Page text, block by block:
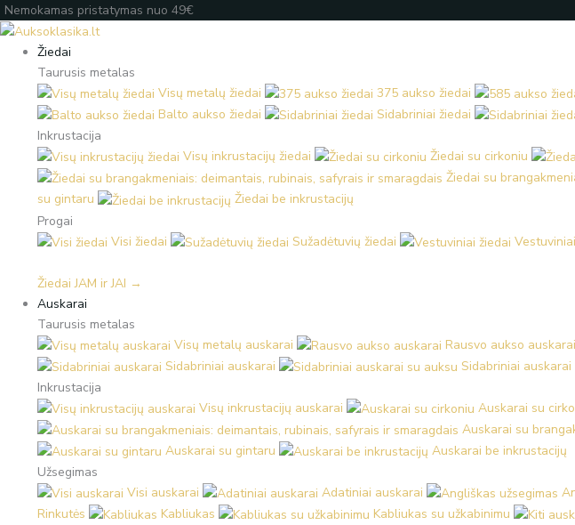
Pereiti
prie
turinio
Nemokamas pristatymas nuo 49€
Žiedai
Taurusis metalas
Visų metalų žiedai
375 aukso žiedai
Balto aukso žiedai
Sidabriniai žiedai
Inkrustacija
Visų inkrustacijų žiedai
Žiedai su cirkoniu
Žiedai su
su gintaru
Žiedai be inkrustacijų
Progai
Visi žiedai
Sužadėtuvių žiedai
Žiedai JAM ir JAI →
Auskarai
Taurusis metalas
Visų metalų auskarai
Rausvo aukso auskarai
Sidabriniai auskarai
Sidabriniai auskarai
Inkrustacija
Visų inkrustacijų auskarai
Auskarai su
Auskarai su
Auskarai su gintaru
Auskarai be inkrustacijų
Užsegimas
Visi auskarai
Adatiniai auskarai
Rinkutės
Kabliukas Kabliukas su užkabinimu
Products
search
Products
search
Įveskite
el.
paštą